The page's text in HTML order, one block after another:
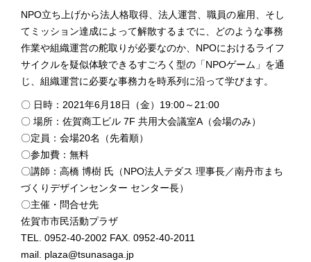
NPO立ち上げから法人格取得、法人運営、職員の雇用、そし
てミッション達成によって解散するまでに、どのような事務
作業や組織運営の舵取りが必要なのか、NPOにおけるライフ
サイクルを疑似体験できるすごろく型の「NPOゲーム」を通
じ、組織運営に必要な事務力を時系列に沿って学びます。
〇 日時：2021年6月18日（金）19:00～21:00
〇 場所：佐賀商工ビル 7F 共用大会議室A（会場のみ）
〇定員：会場20名（先着順）
〇参加費：無料
〇講師：高橋 博樹 氏（NPO法人テダス 理事長／南丹市まち
づくりデザインセンター センター長）
〇主催・問合せ先
佐賀市市民活動プラザ
TEL. 0952-40-2002 FAX. 0952-40-2011
mail. plaza@tsunasaga.jp